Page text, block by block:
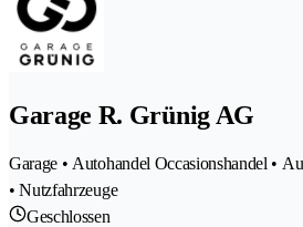
Garage R. Grünig AG
Garage • Autohandel Occasionshandel •
• Nutzfahrzeuge
Geschlossen